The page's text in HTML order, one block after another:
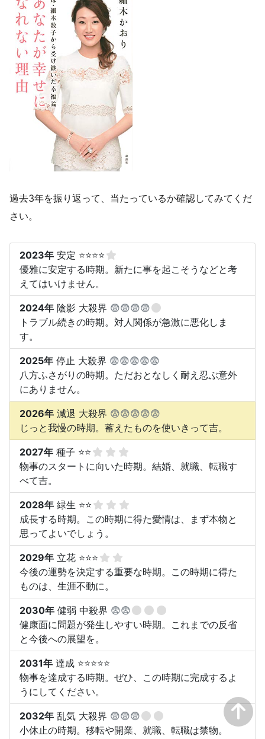
過去3年を振り返って、当たっているか確認してみてくだ
さい。
2023年 安定 ⭐⭐⭐⭐
優雅に安定する時期。新たに事を起こそうなどと考
えてはいけません。
2024年 陰影 大殺界 😨😨😨😨
トラブル続きの時期。対人関係が急激に悪化しま
す。
2025年 停止 大殺界 😨😨😨😨😨
八方ふさがりの時期。ただおとなしく耐え忍ぶ意外
にありません。
2026年 減退 大殺界 😨😨😨😨😨
じっと我慢の時期。蓄えたものを使いきって吉。
2027年 種子 ⭐⭐
物事のスタートに向いた時期。結婚、就職、転職す
べて吉。
2028年 緑生 ⭐⭐
成長する時期。この時期に得た愛情は、まず本物と
思ってよいでしょう。
2029年 立花 ⭐⭐⭐
今後の運勢を決定する重要な時期。この時期に得た
ものは、生涯不動に。
2030年 健弱 中殺界 😨😨
健康面に問題が発生しやすい時期。これまでの反省
と今後への展望を。
2031年 達成 ⭐⭐⭐⭐⭐
物事を達成する時期。ぜひ、この時期に完成するよ
うにしてください。
2032年 乱気 大殺界 😨😨😨
小休止の時期。移転や開業、就職、転職は禁物。